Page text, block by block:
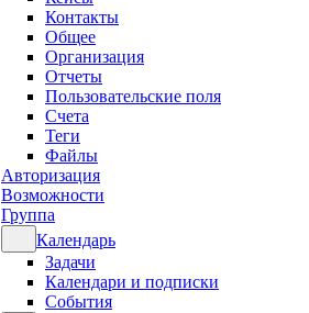
Контакты
Общее
Организация
Отчеты
Пользовательские поля
Счета
Теги
Файлы
Авторизация
Возможности
Группа
Календарь
Задачи
Календари и подписки
События